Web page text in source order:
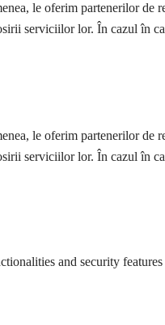
le oferim partenerilor de
serviciilor lor. În cazul în
le oferim partenerilor de
serviciilor lor. În cazul în
and security